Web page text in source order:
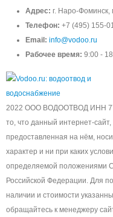
Адрес: г. Наро-
Телефон: +7 (495) 155-
Email: info@vodoo.ru
Рабочее время: 9:00 -
2022 ООО ВОДООТВОД ИНН
то, что данный интернет-
предоставленная на нём,
характер и ни при каких
определяемой положениями
Российской Федерации. Для
наличии и стоимости
обращайтесь к менеджеру